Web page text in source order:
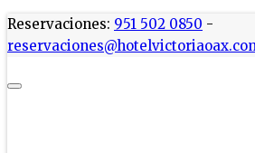
Reservaciones: 951 502 0850 -